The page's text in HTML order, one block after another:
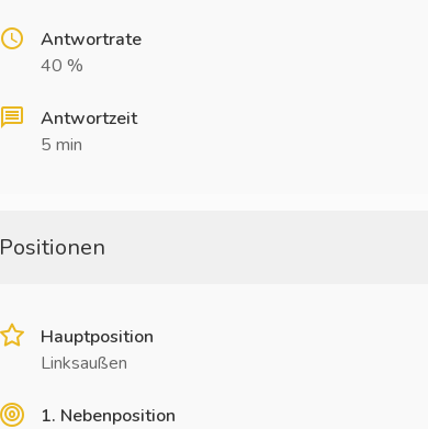
Antwortrate
40 %
Antwortzeit
5 min
Positionen
Hauptposition
Linksaußen
1. Nebenposition